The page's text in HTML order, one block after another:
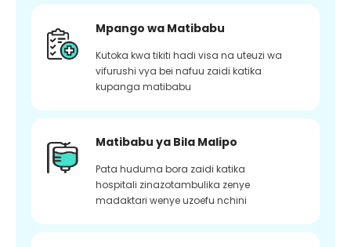
Mpango wa Matibabu
Kutoka kwa tikiti hadi visa na uteuzi wa
vifurushi vya bei nafuu zaidi katika
kupanga matibabu
Matibabu ya Bila Malipo
Pata huduma bora zaidi katika
hospitali zinazotambulika zenye
madaktari wenye uzoefu nchini